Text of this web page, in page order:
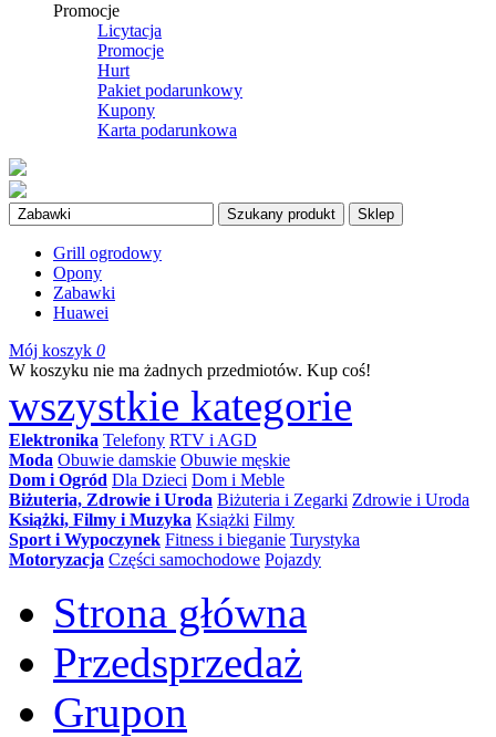
Promocje
Licytacja
Promocje
Hurt
Pakiet podarunkowy
Kupony
Karta podarunkowa
Szukany produkt Sklep
Grill ogrodowy
Opony
Zabawki
Huawei
Mój koszyk 0
W koszyku nie ma żadnych przedmiotów. Kup coś!
wszystkie kategorie
Elektronika Telefony RTV i AGD
Moda Obuwie damskie Obuwie męskie
Dom i Ogród Dla Dzieci Dom i Meble
Biżuteria, Zdrowie i Uroda Biżuteria i Zegarki Zdrowie i Uroda
Książki, Filmy i Muzyka Książki Filmy
Sport i Wypoczynek Fitness i bieganie Turystyka
Motoryzacja Części samochodowe Pojazdy
Strona główna
Przedsprzedaż
Grupon